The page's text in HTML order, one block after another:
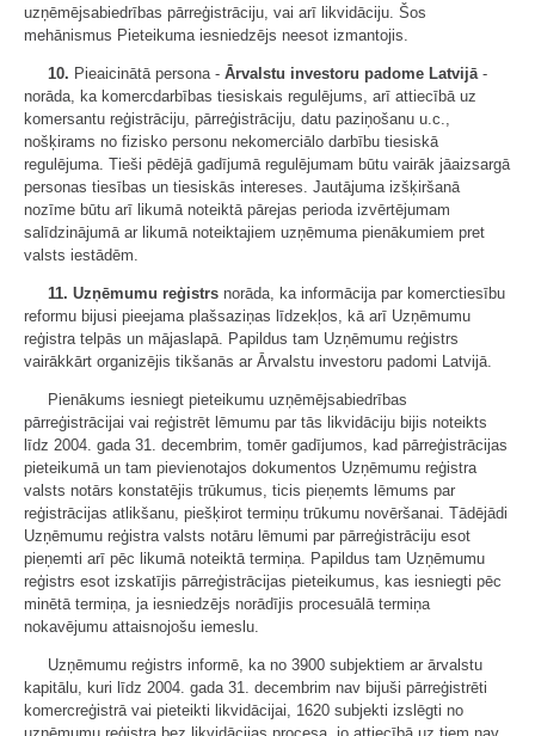
uzņēmējsabiedrības pārreģistrāciju, vai arī likvidāciju. Šos
mehānismus Pieteikuma iesniedzējs neesot izmantojis.
10. Pieaicinātā persona - Ārvalstu investoru padome Latvijā -
norāda, ka komercdarbības tiesiskais regulējums, arī attiecībā uz
komersantu reģistrāciju, pārreģistrāciju, datu paziņošanu u.c.,
nošķirams no fizisko personu nekomerciālo darbību tiesiskā
regulējuma. Tieši pēdējā gadījumā regulējumam būtu vairāk jāaizsargā
personas tiesības un tiesiskās intereses. Jautājuma izšķiršanā
nozīme būtu arī likumā noteiktā pārejas perioda izvērtējumam
salīdzinājumā ar likumā noteiktajiem uzņēmuma pienākumiem pret
valsts iestādēm.
11. Uzņēmumu reģistrs norāda, ka informācija par komerctiesību
reformu bijusi pieejama plašsaziņas līdzekļos, kā arī Uzņēmumu
reģistra telpās un mājaslapā. Papildus tam Uzņēmumu reģistrs
vairākkārt organizējis tikšanās ar Ārvalstu investoru padomi Latvijā.
Pienākums iesniegt pieteikumu uzņēmējsabiedrības
pārreģistrācijai vai reģistrēt lēmumu par tās likvidāciju bijis noteikts
līdz 2004. gada 31. decembrim, tomēr gadījumos, kad pārreģistrācijas
pieteikumā un tam pievienotajos dokumentos Uzņēmumu reģistra
valsts notārs konstatējis trūkumus, ticis pieņemts lēmums par
reģistrācijas atlikšanu, piešķirot termiņu trūkumu novēršanai. Tādējādi
Uzņēmumu reģistra valsts notāru lēmumi par pārreģistrāciju esot
pieņemti arī pēc likumā noteiktā termiņa. Papildus tam Uzņēmumu
reģistrs esot izskatījis pārreģistrācijas pieteikumus, kas iesniegti pēc
minētā termiņa, ja iesniedzējs norādījis procesuālā termiņa
nokavējumu attaisnojošu iemeslu.
Uzņēmumu reģistrs informē, ka no 3900 subjektiem ar ārvalstu
kapitālu, kuri līdz 2004. gada 31. decembrim nav bijuši pārreģistrēti
komercreģistrā vai pieteikti likvidācijai, 1620 subjekti izslēgti no